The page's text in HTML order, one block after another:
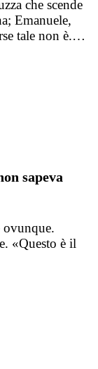
che scende
Emanuele,
tale non è.…
sapeva
ovunque.
«Questo è il